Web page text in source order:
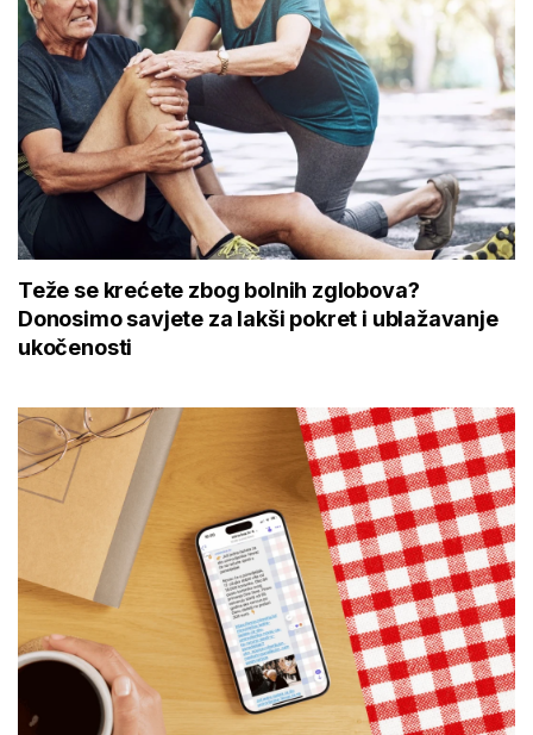
Teže se krećete zbog bolnih zglobova?
Donosimo savjete za lakši pokret i ublažavanje
ukočenosti